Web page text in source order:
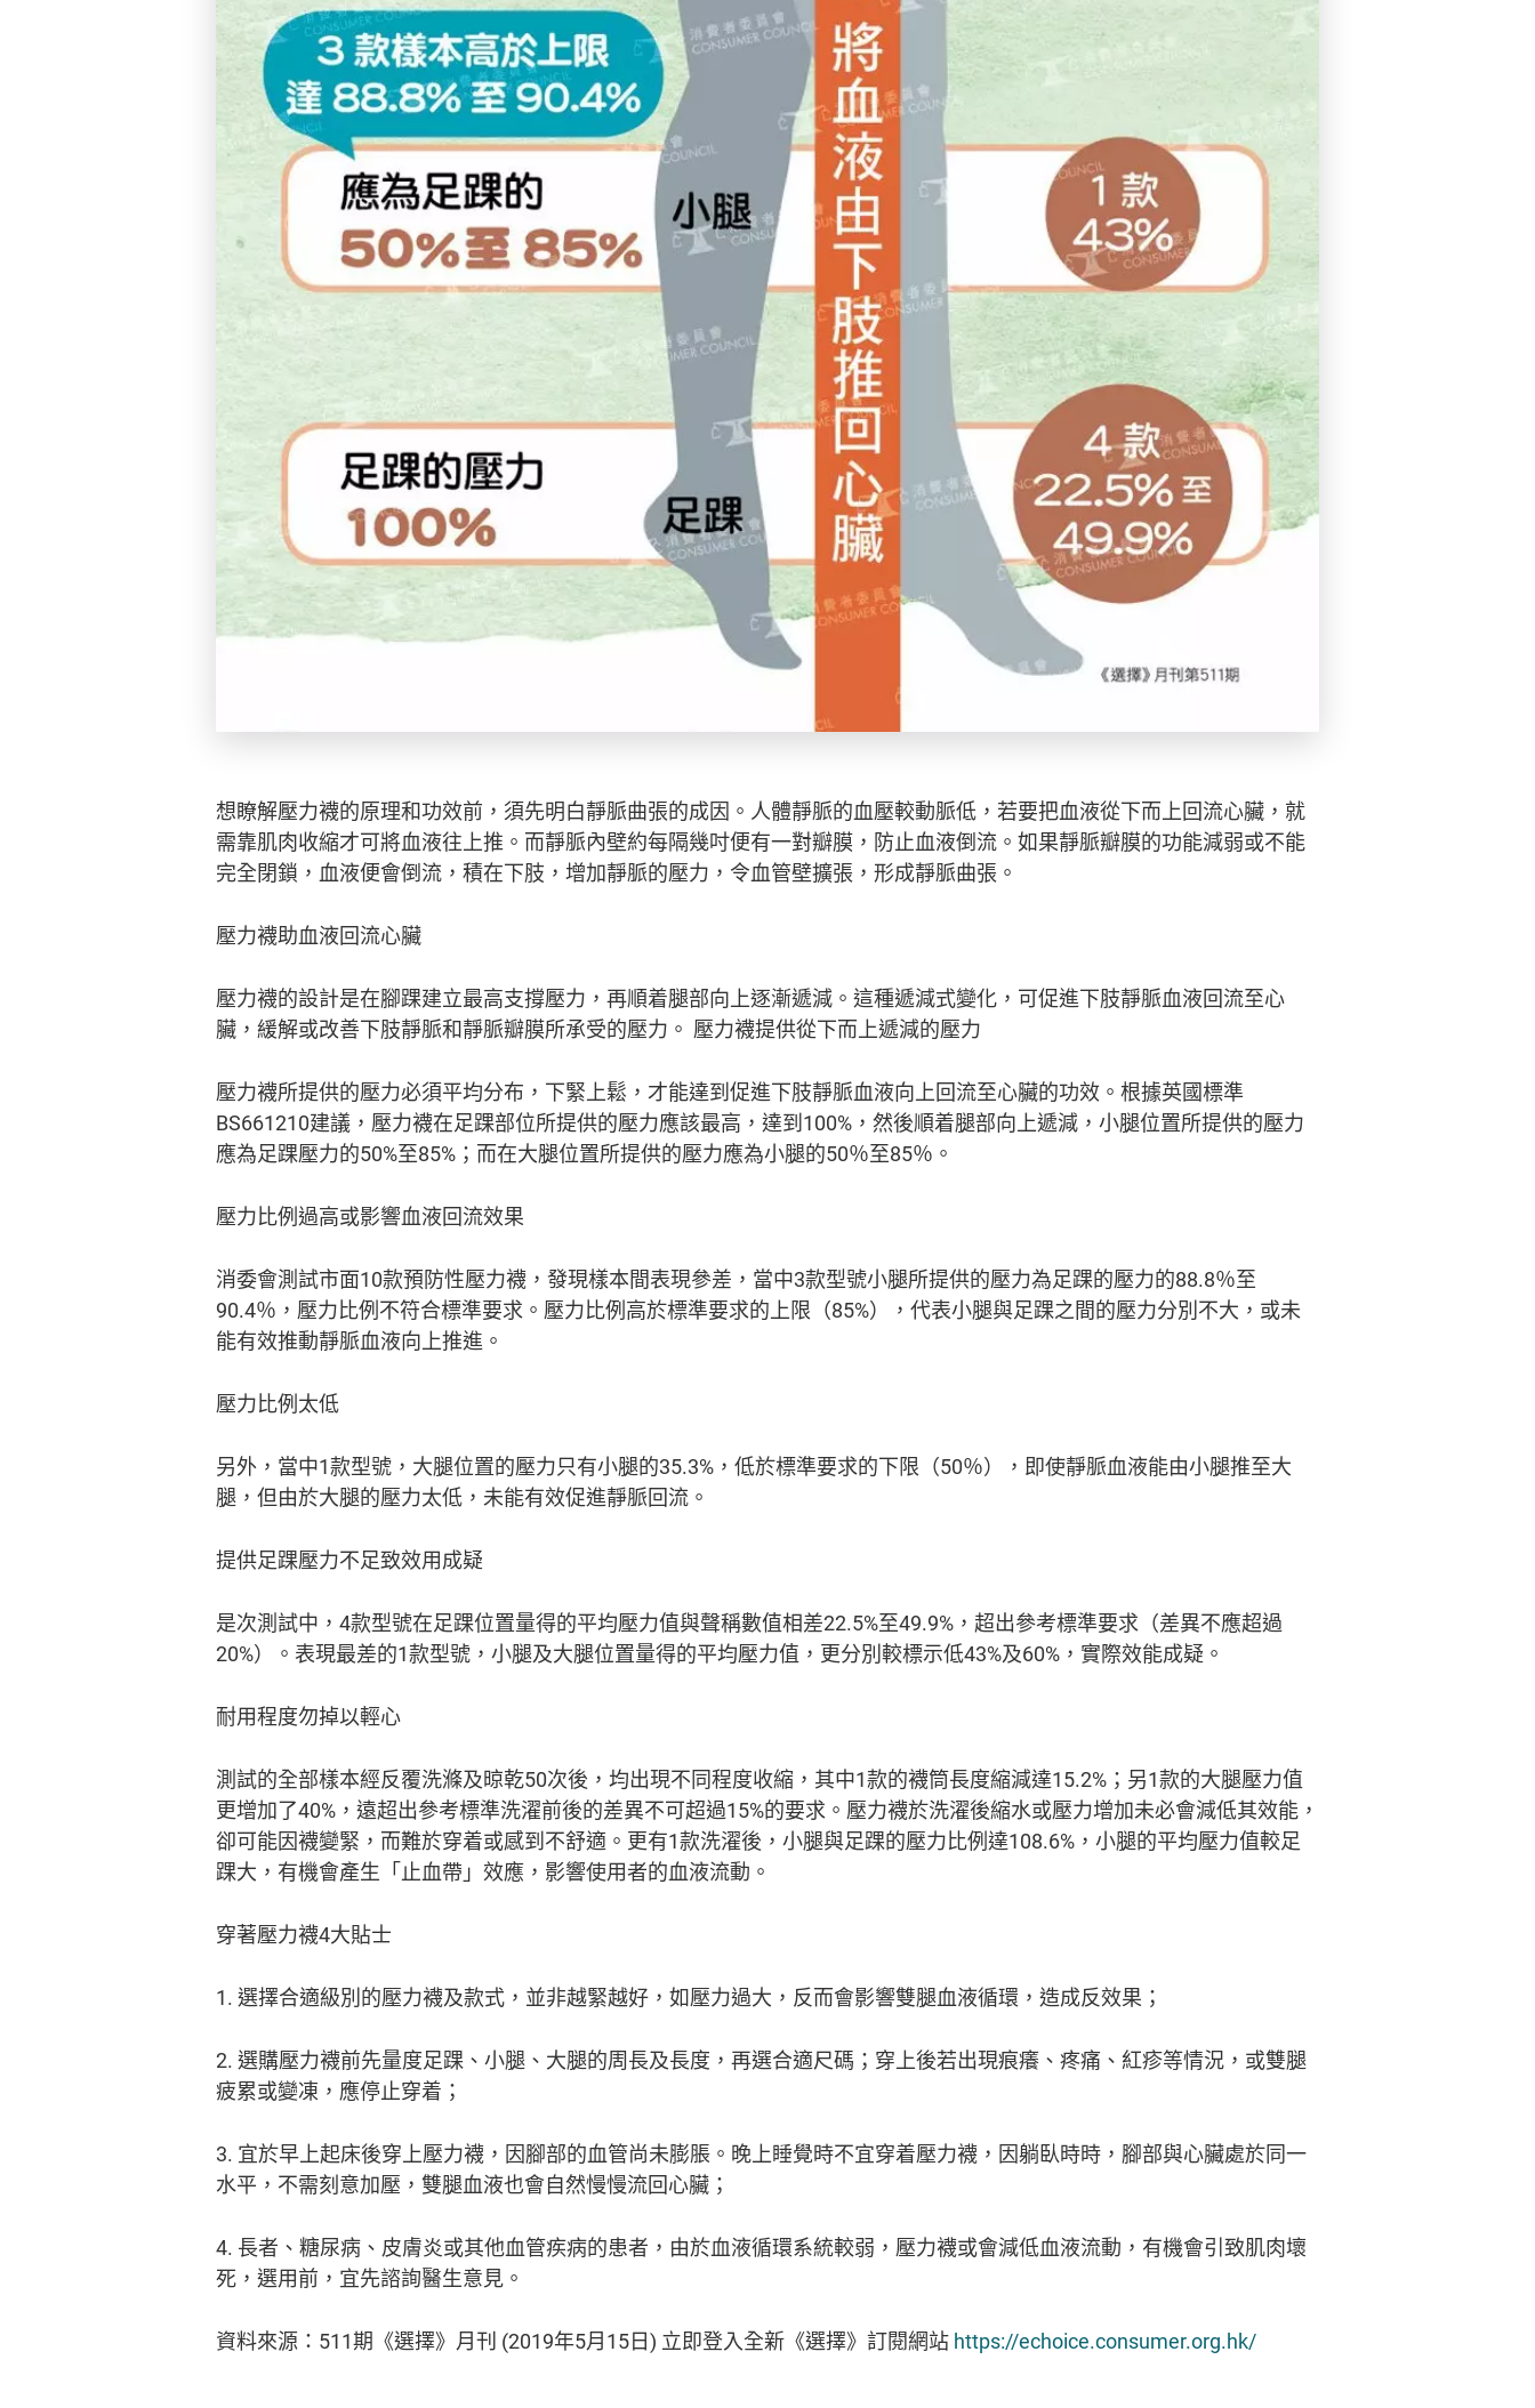
想瞭解壓力襪的原理和功效前，須先明白靜脈曲張的成因。人體靜脈的血壓較動脈低，若要把血液從下而上回流心臟，就
需靠肌肉收縮才可將血液往上推。而靜脈內壁約每隔幾吋便有一對瓣膜，防止血液倒流。如果靜脈瓣膜的功能減弱或不能
完全閉鎖，血液便會倒流，積在下肢，增加靜脈的壓力，令血管壁擴張，形成靜脈曲張。
壓力襪助血液回流心臟
壓力襪的設計是在腳踝建立最高支撐壓力，再順着腿部向上逐漸遞減。這種遞減式變化，可促進下肢靜脈血液回流至心
臟，緩解或改善下肢靜脈和靜脈瓣膜所承受的壓力。 壓力襪提供從下而上遞減的壓力
壓力襪所提供的壓力必須平均分布，下緊上鬆，才能達到促進下肢靜脈血液向上回流至心臟的功效。根據英國標準
BS661210建議，壓力襪在足踝部位所提供的壓力應該最高，達到100%，然後順着腿部向上遞減，小腿位置所提供的壓力
應為足踝壓力的50%至85%；而在大腿位置所提供的壓力應為小腿的50％至85％。
壓力比例過高或影響血液回流效果
消委會測試市面10款預防性壓力襪，發現樣本間表現參差，當中3款型號小腿所提供的壓力為足踝的壓力的88.8％至
90.4％，壓力比例不符合標準要求。壓力比例高於標準要求的上限（85%），代表小腿與足踝之間的壓力分別不大，或未
能有效推動靜脈血液向上推進。
壓力比例太低
另外，當中1款型號，大腿位置的壓力只有小腿的35.3%，低於標準要求的下限（50％），即使靜脈血液能由小腿推至大
腿，但由於大腿的壓力太低，未能有效促進靜脈回流。
提供足踝壓力不足致效用成疑
是次測試中，4款型號在足踝位置量得的平均壓力值與聲稱數值相差22.5%至49.9%，超出參考標準要求（差異不應超過
20%）。表現最差的1款型號，小腿及大腿位置量得的平均壓力值，更分別較標示低43%及60%，實際效能成疑。
耐用程度勿掉以輕心
測試的全部樣本經反覆洗滌及晾乾50次後，均出現不同程度收縮，其中1款的襪筒長度縮減達15.2%；另1款的大腿壓力值
更增加了40%，遠超出參考標準洗濯前後的差異不可超過15%的要求。壓力襪於洗濯後縮水或壓力增加未必會減低其效能，
卻可能因襪變緊，而難於穿着或感到不舒適。更有1款洗濯後，小腿與足踝的壓力比例達108.6%，小腿的平均壓力值較足
踝大，有機會產生「止血帶」效應，影響使用者的血液流動。
穿著壓力襪4大貼士
1. 選擇合適級別的壓力襪及款式，並非越緊越好，如壓力過大，反而會影響雙腿血液循環，造成反效果；
2. 選購壓力襪前先量度足踝、小腿、大腿的周長及長度，再選合適尺碼；穿上後若出現痕癢、疼痛、紅疹等情況，或雙腿
疲累或變凍，應停止穿着；
3. 宜於早上起床後穿上壓力襪，因腳部的血管尚未膨脹。晚上睡覺時不宜穿着壓力襪，因躺臥時時，腳部與心臟處於同一
水平，不需刻意加壓，雙腿血液也會自然慢慢流回心臟；
4. 長者、糖尿病、皮膚炎或其他血管疾病的患者，由於血液循環系統較弱，壓力襪或會減低血液流動，有機會引致肌肉壞
死，選用前，宜先諮詢醫生意見。
資料來源：511期《選擇》月刊 (2019年5月15日) 立即登入全新《選擇》訂閱網站 https://echoice.consumer.org.hk/